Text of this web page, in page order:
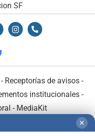
SF
- Receptorías de avisos -
institucionales-
- MediaKit
✕